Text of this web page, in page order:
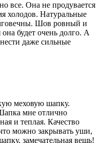
все. Она не продувается
холодов. Натуральные
Шов ровный и
будет очень долго. А
даже сильные
меховую шапку.
мне отлично
и теплая. Качество
можно закрывать уши,
замечательная вещь!